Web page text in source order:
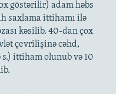
göstərilir) adam həbs
saxlama ittihamı ilə
kəsilib. 40-dan çox
çevrilişinə cəhd,
ittiham olunub və 10